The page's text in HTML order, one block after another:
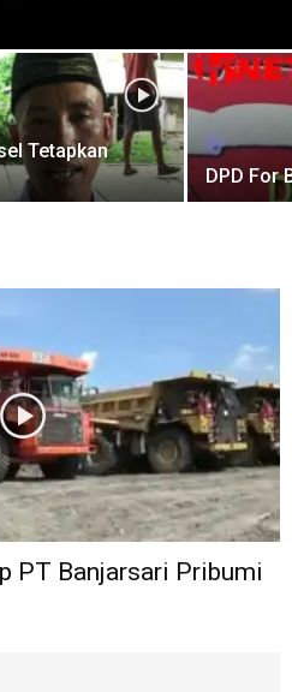
Tetapkan
DPD For
PT Banjarsari Pribumi